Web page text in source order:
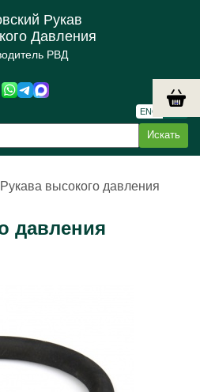
Рукав
Давления
РВД
ENG
Рукава высокого давления
давления